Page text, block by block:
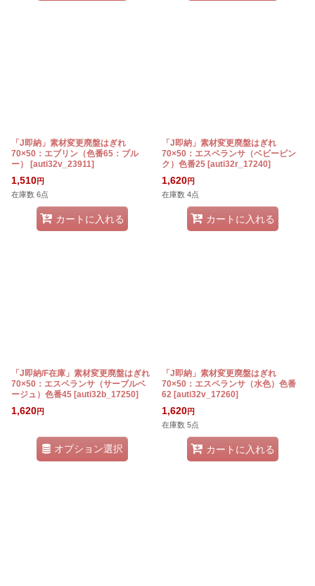
「J即納」素材変更廃盤はぎれ
70×50：エブリン（色番65：ブル
ー）
[auti32v_23911]
1,510円
在庫数 6点
カートに入れる
「J即納」素材変更廃盤はぎれ
70×50：エスペランサ（ベビーピン
ク）色番25 [auti32r_17240]
1,620円
在庫数 4点
カートに入れる
「J即納/F在庫」素材変更廃盤はぎれ
70×50：エスペランサ（サーブルベ
ージュ）色番45 [auti32b_17250]
1,620円
オプション選択
「J即納」素材変更廃盤はぎれ
70×50：エスペランサ（水色）色番
62 [auti32v_17260]
1,620円
在庫数 5点
カートに入れる